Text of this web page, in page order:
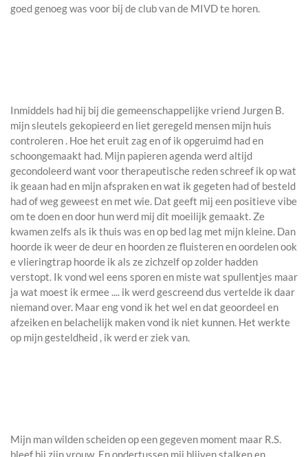
goed genoeg was voor bij de club van de MIVD te horen.
Inmiddels had hij bij die gemeenschappelijke vriend Jurgen B.
mijn sleutels gekopieerd en liet geregeld mensen mijn huis
controleren . Hoe het eruit zag en of ik opgeruimd had en
schoongemaakt had. Mijn papieren agenda werd altijd
gecondoleerd want voor therapeutische reden schreef ik op wat
ik geaan had en mijn afspraken en wat ik gegeten had of besteld
had of weg geweest en met wie. Dat geeft mij een positieve vibe
om te doen en door hun werd mij dit moeilijk gemaakt. Ze
kwamen zelfs als ik thuis was en op bed lag met mijn kleine. Dan
hoorde ik weer de deur en hoorden ze fluisteren en oordelen ook
e vlieringtrap hoorde ik als ze zichzelf op zolder hadden
verstopt. Ik vond wel eens sporen en miste wat spullentjes maar
ja wat moest ik ermee .... ik werd gescreend dus vertelde ik daar
niemand over. Maar eng vond ik het wel en dat geoordeel en
afzeiken en belachelijk maken vond ik niet kunnen. Het werkte
op mijn gesteldheid , ik werd er ziek van.
Mijn man wilden scheiden op een gegeven moment maar R.S.
bleef bij zijn vrouw. En ondertussen mij blijven stalken en